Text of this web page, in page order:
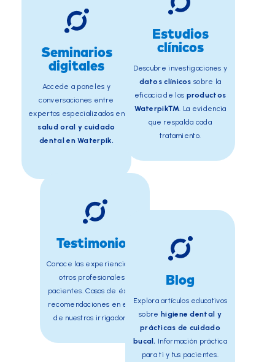
Seminarios
digitales
Accede a paneles y
conversaciones entre
expertos especializados en
salud oral y cuidado
dental en Waterpik.
Estudios
clínicos
Descubre investigaciones y
datos clínicos sobre la
eficacia de los productos
Waterpik™. La evidencia
que respalda cada
tratamiento.
Testimonios
Conoce las experiencias de
otros profesionales y
pacientes. Casos de éxito y
recomendaciones en el uso
de nuestros irrigadores.
Blog
Explora artículos educativos
sobre higiene dental y
prácticas de cuidado
bucal. Información práctica
para ti y tus pacientes.